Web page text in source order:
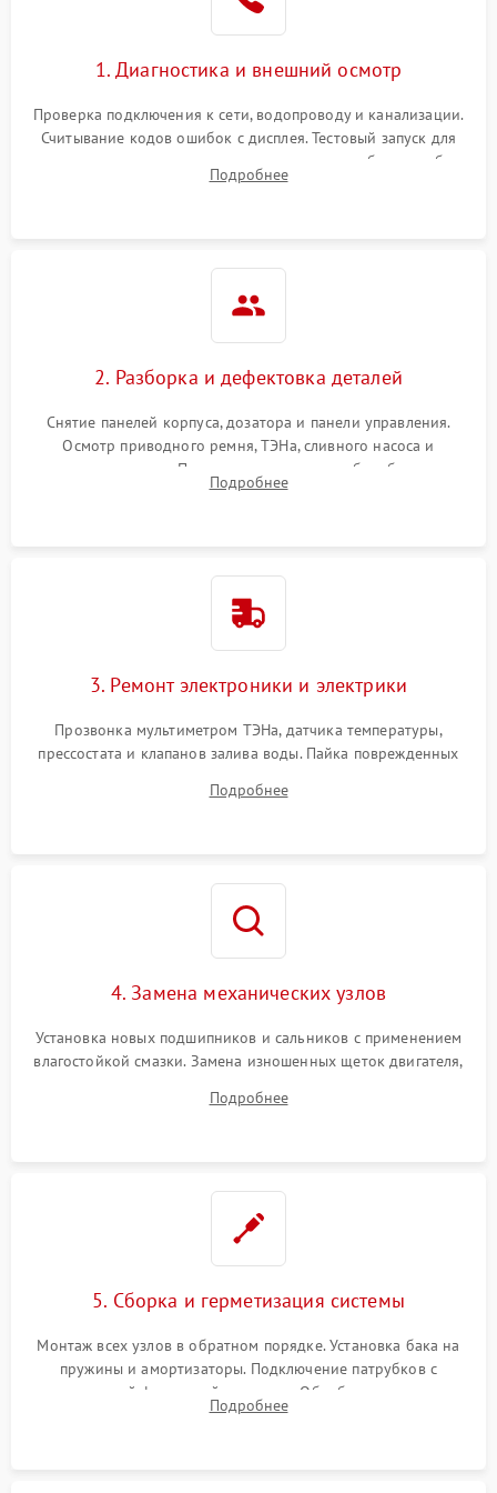
1. Диагностика и внешний осмотр
Проверка подключения к сети, водопроводу и канализации.
Считывание кодов ошибок с дисплея. Тестовый запуск для
выявления посторонних шумов, протечек или сбоев в работе
электронного модуля управления.
Подробнее
2. Разборка и дефектовка деталей
Снятие панелей корпуса, дозатора и панели управления.
Осмотр приводного ремня, ТЭНа, сливного насоса и
амортизаторов. Проверка подшипников барабана и
крестовины на износ, а манжеты люка на разрывы.
Подробнее
3. Ремонт электроники и электрики
Прозвонка мультиметром ТЭНа, датчика температуры,
прессостата и клапанов залива воды. Пайка поврежденных
Восстановление целостности проводки и контактов.
Подробнее
4. Замена механических узлов
Установка новых подшипников и сальников с применением
влагостойкой смазки. Замена изношенных щеток двигателя,
или поврежденной резиновой манжеты.
Подробнее
5. Сборка и герметизация системы
Монтаж всех узлов в обратном порядке. Установка бака на
пружины и амортизаторы. Подключение патрубков с
надежной фиксацией хомутами. Обработка стыков
герметиком для предотвращения возможных протечек воды.
Подробнее